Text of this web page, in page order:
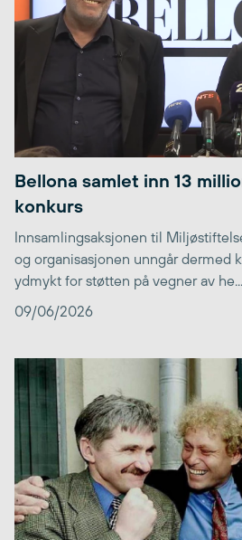
Bellona samlet inn 13
konkurs
Innsamlingsaksjonen til
og organisasjonen unngår dermed
ydmykt for støtten på vegner av he...
09/06/2026